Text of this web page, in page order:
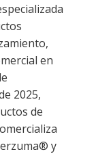
en
2025,
de
y